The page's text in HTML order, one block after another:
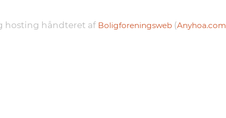
hosting håndteret af Boligforeningsweb(Anyhoa.com